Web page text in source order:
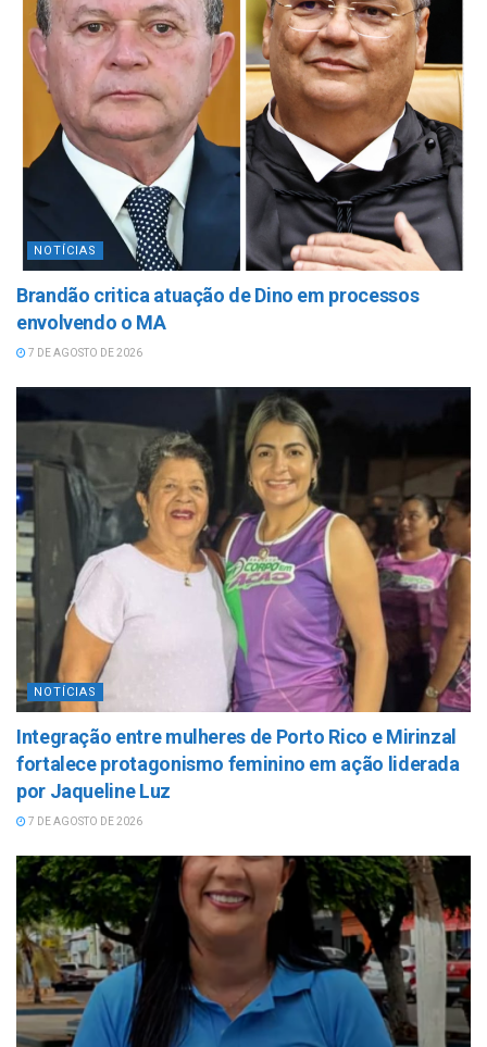
NOTÍCIAS
Brandão critica atuação de Dino em processos
envolvendo o MA
7 DE AGOSTO DE 2026
NOTÍCIAS
Integração entre mulheres de Porto Rico e Mirinzal
fortalece protagonismo feminino em ação liderada
por Jaqueline Luz
7 DE AGOSTO DE 2026